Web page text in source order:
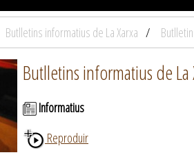
Butlletins informatius de La Xarxa
Butlletins informatius de La
Informatius
Reproduir